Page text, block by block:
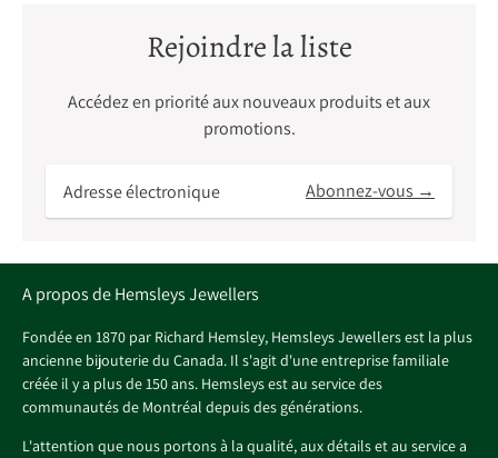
Rejoindre la liste
Accédez en priorité aux nouveaux produits et aux
promotions.
électronique
Abonnez-vous →
A propos de Hemsleys Jewellers
Fondée en 1870 par Richard Hemsley, Hemsleys Jewellers est la plus
ancienne bijouterie du Canada. Il s'agit d'une entreprise familiale
créée il y a plus de 150 ans. Hemsleys est au service des
communautés de Montréal depuis des générations.
L'attention que nous portons à la qualité, aux détails et au service a